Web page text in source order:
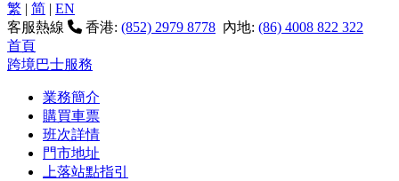
繁 | 简 | EN
客服熱線
香港: (852) 2979 8778 內地: (86) 4008 822 322
首頁
跨境巴士服務
業務簡介
購買車票
班次詳情
門市地址
上落站點指引